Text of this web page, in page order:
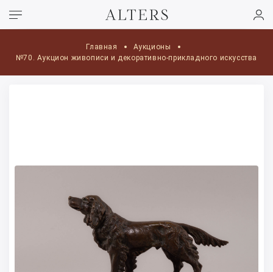
Главная
Аукционы
№70. Аукцион живописи и декоративно-прикладного искусства